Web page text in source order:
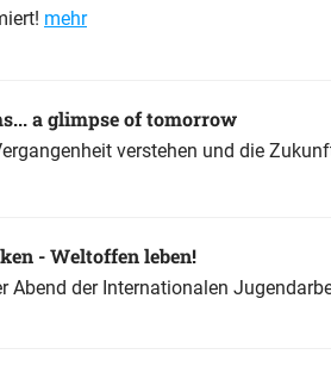
mehr
a glimpse of tomorrow
verstehen und die
- Weltoffen leben!
Abend der Internationalen